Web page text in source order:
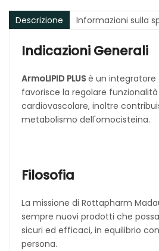
Descrizione Informazioni sulla
Indicazioni Generali
ArmoLIPID PLUSè un integratore
favorisce la regolare
cardiovascolare, inoltre
metabolismo dell'omocisteina.
Filosofia
La missione di Rottapharm
sempre nuovi prodotti che
sicuri ed efficaci, in equilibrio
persona.